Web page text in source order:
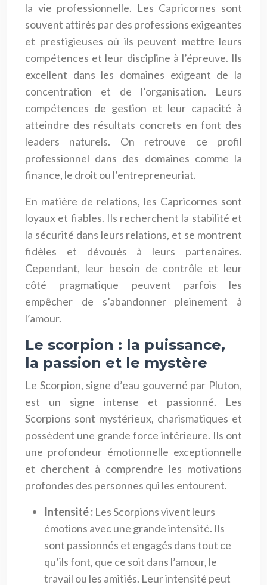
la vie professionnelle. Les Capricornes sont
souvent attirés par des professions exigeantes
et prestigieuses où ils peuvent mettre leurs
compétences et leur discipline à l’épreuve. Ils
excellent dans les domaines exigeant de la
concentration et de l’organisation. Leurs
compétences de gestion et leur capacité à
atteindre des résultats concrets en font des
leaders naturels. On retrouve ce profil
professionnel dans des domaines comme la
finance, le droit ou l’entrepreneuriat.
En matière de relations, les Capricornes sont
loyaux et fiables. Ils recherchent la stabilité et
la sécurité dans leurs relations, et se montrent
fidèles et dévoués à leurs partenaires.
Cependant, leur besoin de contrôle et leur
côté pragmatique peuvent parfois les
empêcher de s’abandonner pleinement à
l’amour.
Le scorpion : la puissance,
la passion et le mystère
Le Scorpion, signe d’eau gouverné par Pluton,
est un signe intense et passionné. Les
Scorpions sont mystérieux, charismatiques et
possèdent une grande force intérieure. Ils ont
une profondeur émotionnelle exceptionnelle
et cherchent à comprendre les motivations
profondes des personnes qui les entourent.
Intensité : Les Scorpions vivent leurs
émotions avec une grande intensité. Ils
sont passionnés et engagés dans tout ce
qu’ils font, que ce soit dans l’amour, le
travail ou les amitiés. Leur intensité peut